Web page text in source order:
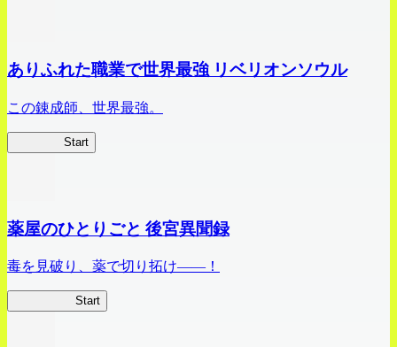
ありふれた職業で世界最強 リベリオンソウル
この錬成師、世界最強。
Start
薬屋のひとりごと 後宮異聞録
毒を見破り、薬で切り拓け――！
Start